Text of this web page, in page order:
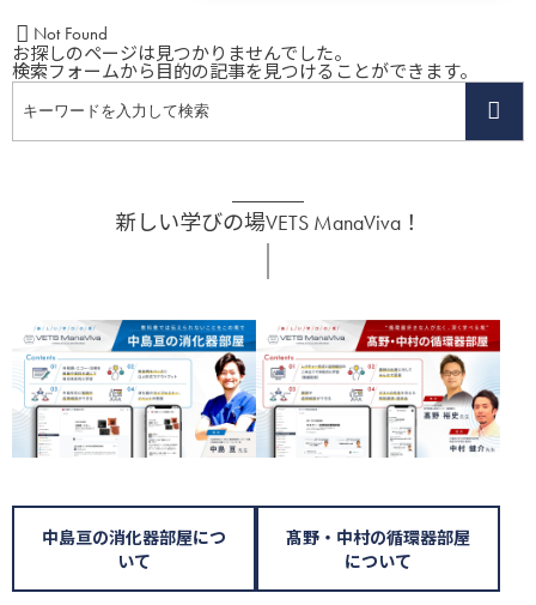
Not Found
お探しのページは見つかりませんでした。
検索フォームから目的の記事を見つけることができます。
新しい学びの場VETS ManaViva！
中島亘の消化器部屋につ
いて
髙野・中村の循環器部屋
について